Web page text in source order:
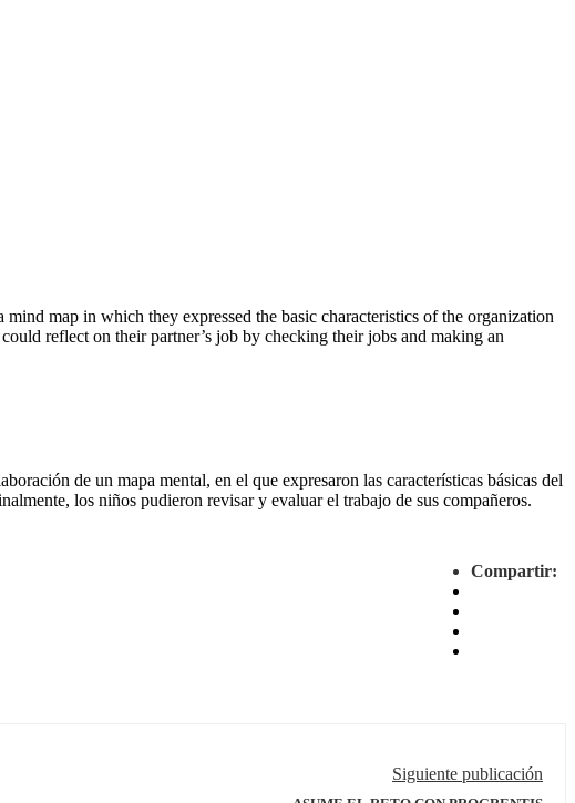
map in which they expressed the basic characteristics of the organization
reflect on their partner’s job by checking their jobs and making an
de un mapa mental, en el que expresaron las características básicas del
los niños pudieron revisar y evaluar el trabajo de sus compañeros.
Compartir:
Siguiente publicación